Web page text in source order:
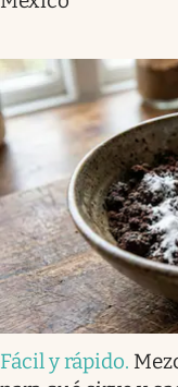
Fácil y rápido.